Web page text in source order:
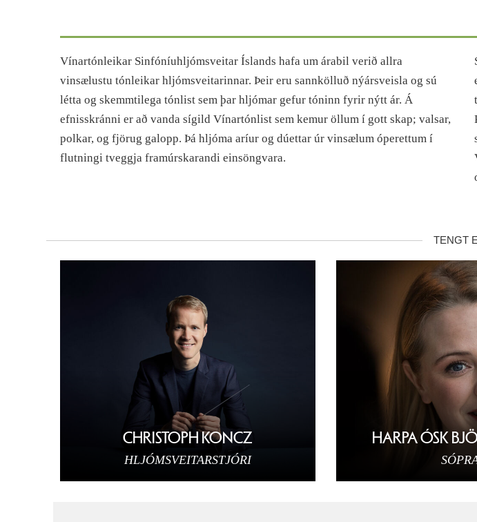
Vínartónleikar Sinfóníuhljómsveitar Íslands hafa um árabil verið allra
vinsælustu tónleikar hljómsveitarinnar. Þeir eru sannkölluð nýársveisla og sú
létta og skemmtilega tónlist sem þar hljómar gefur tóninn fyrir nýtt ár. Á
efnisskránni er að vanda sígild Vínartónlist sem kemur öllum í gott skap; valsar,
polkar, og fjörug galopp. Þá hljóma aríur og dúettar úr vinsælum óperettum í
flutningi tveggja framúrskarandi einsöngvara.
TENGT
CHRISTOPH KONCZ
HLJÓMSVEITARSTJÓRI
HARPA ÓSK